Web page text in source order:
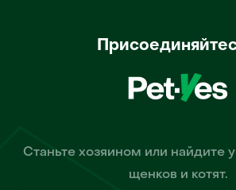
Станьте хозяином или найдите
щенков и котят.